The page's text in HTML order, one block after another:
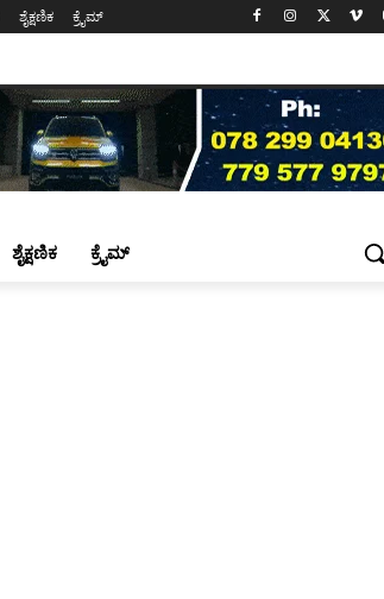
ಶೈಕ್ಷಣಿಕ ಕ್ರೈಮ್
ಶೈಕ್ಷಣಿಕ ಕ್ರೈಮ್